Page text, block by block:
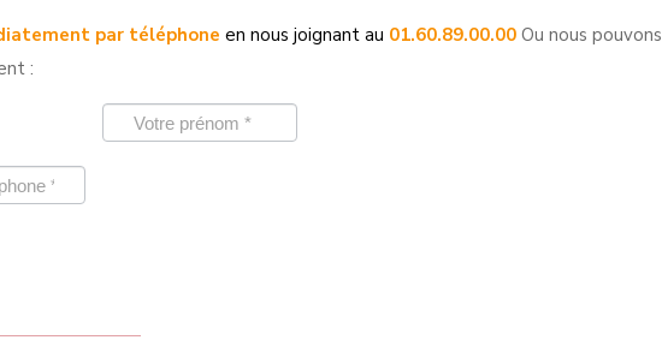
par téléphone en nous joignant au 01.60.89.00.00 Ou nous pouvons
: